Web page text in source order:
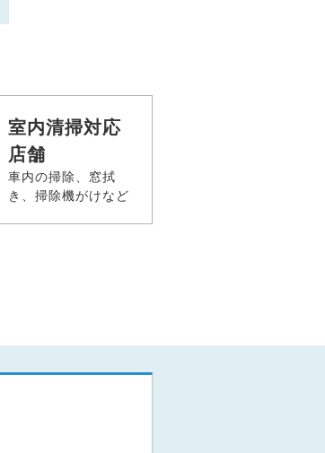
室内清掃対応
店舗
車内の掃除、窓拭
き、掃除機がけなど